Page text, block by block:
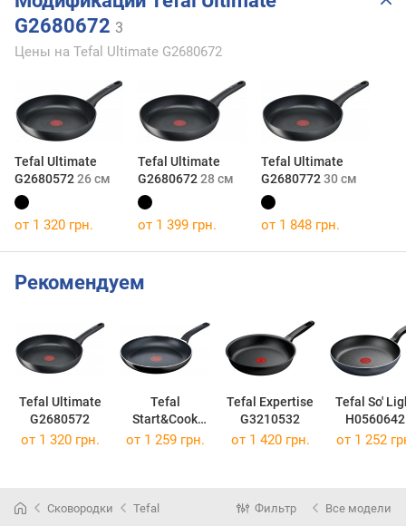
G2680672 3
Цены на Tefal Ultimate G2680672
Tefal Ultimate
G268057226 см
Tefal Ultimate
G268067228 см
Tefal Ultimate
G268077230 см
от 1 320 грн. от 1 399 грн. от 1 848 грн.
Рекомендуем
Tefal Ultimate
G2680572
Tefal
Start&Cook
C2720653
Tefal Expertise
G3210532
Tefal So'
H0560642
от 1 320 грн. от 1 259 грн. от 1 420 грн. от 1 252
Сковородки Tefal Фильтр Все модели